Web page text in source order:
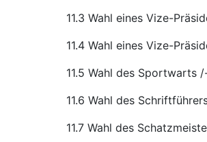
11.3 Wahl eines Vize-
11.4 Wahl eines Vize-
11.5 Wahl des Sportwarts
11.6 Wahl des
11.7 Wahl des